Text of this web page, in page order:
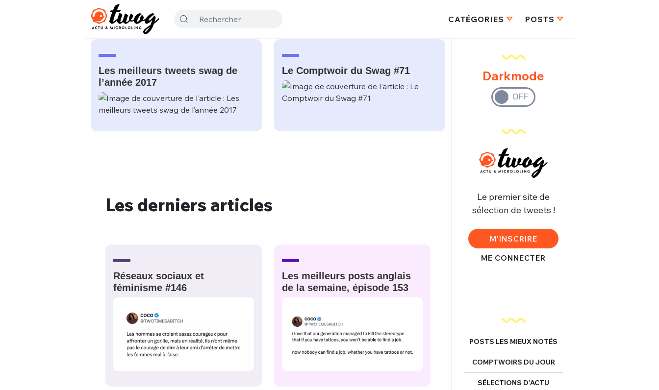
CATÉGORIES POSTS
Les meilleurs tweets swag de
l’année 2017
Le Comptwoir du Swag #71
Les derniers articles
Réseaux sociaux et
féminisme #146
Les meilleurs posts anglais
de la semaine, épisode 153
Darkmode
Le premier site de
sélection de tweets !
M'INSCRIRE
ME CONNECTER
POSTS LES MIEUX NOTÉS
COMPTWOIRS DU JOUR
SÉLECTIONS D’ACTU
FERMER
PSEUDO*
EMAIL*
Connexion
PSEUDO
MOT DE PASSE
VOTRE PARTICIPATION
Que souhaitez-vous proposer ?
Quelques
Ma propre
Un Thread
C'EST PARTI